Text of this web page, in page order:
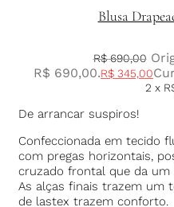
Blusa
R$690,00
R$ 690,00.R$ 345,00
2 x
De arrancar suspiros!
Confeccionada em tecido
com pregas horizontais,
cruzado frontal que da um
As alças finais trazem um
de lastex trazem conforto.